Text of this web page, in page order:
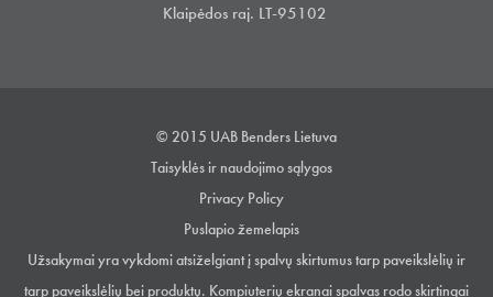
Klaipėdos raj. LT-95102
© 2015 UAB Benders Lietuva
Taisyklės ir naudojimo sąlygos
Privacy Policy
Puslapio žemelapis
Užsakymai yra vykdomi atsiželgiant į spalvų skirtumus tarp paveikslėlių ir
tarp paveikslėlių bei produktų. Kompiuterių ekranai spalvas rodo skirtingai